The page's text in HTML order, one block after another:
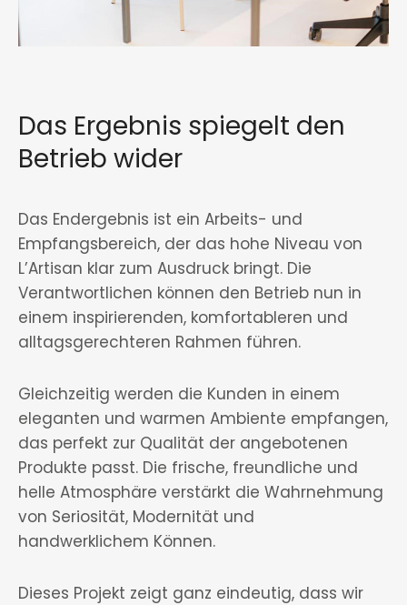
Das Ergebnis spiegelt den
Betrieb wider
Das Endergebnis ist ein Arbeits- und
Empfangsbereich, der das hohe Niveau von
L’Artisan klar zum Ausdruck bringt. Die
Verantwortlichen können den Betrieb nun in
einem inspirierenden, komfortableren und
alltagsgerechteren Rahmen führen.
Gleichzeitig werden die Kunden in einem
eleganten und warmen Ambiente empfangen,
das perfekt zur Qualität der angebotenen
Produkte passt. Die frische, freundliche und
helle Atmosphäre verstärkt die Wahrnehmung
von Seriosität, Modernität und
handwerklichem Können.
Dieses Projekt zeigt ganz eindeutig, dass wir